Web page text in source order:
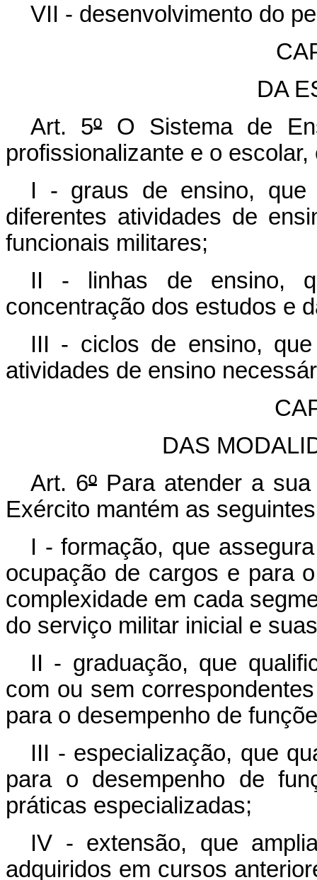
VII - desenvolvimento do
DA
Art. 5º
O Sistema de
profissionalizante e o
I - graus de ensino, que
diferentes atividades de
funcionais militares;
II - linhas de ensino,
concentração dos estudos e
III - ciclos de ensino,
atividades de ensino
DAS
Art. 6º Para atender a
Exército mantém as
I - formação, que
ocupação de cargos e para
complexidade em cada
do serviço militar inicial e
II - graduação, que
com ou sem
para o desempenho de
III - especialização, que
para o desempenho de
práticas especializadas;
IV - extensão, que
adquiridos em cursos